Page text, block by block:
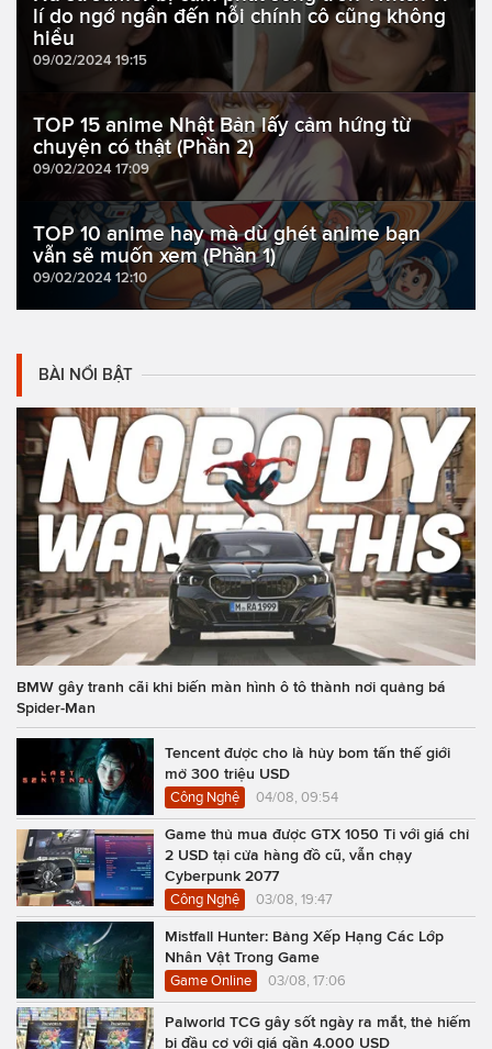
lí do ngớ ngẩn đến nỗi chính cô cũng không
hiểu
09/02/2024 19:15
TOP 15 anime Nhật Bản lấy cảm hứng từ
chuyện có thật (Phần 2)
09/02/2024 17:09
TOP 10 anime hay mà dù ghét anime bạn
vẫn sẽ muốn xem (Phần 1)
09/02/2024 12:10
BÀI NỔI BẬT
BMW gây tranh cãi khi biến màn hình ô tô thành nơi quảng bá
Spider-Man
Tencent được cho là hủy bom tấn thế giới
mở 300 triệu USD
Công Nghệ 04/08, 09:54
Game thủ mua được GTX 1050 Ti với giá chỉ
2 USD tại cửa hàng đồ cũ, vẫn chạy
Cyberpunk 2077
Công Nghệ 03/08, 19:47
Mistfall Hunter: Bảng Xếp Hạng Các Lớp
Nhân Vật Trong Game
Game Online 03/08, 17:06
Palworld TCG gây sốt ngày ra mắt, thẻ hiếm
bị đầu cơ với giá gần 4.000 USD